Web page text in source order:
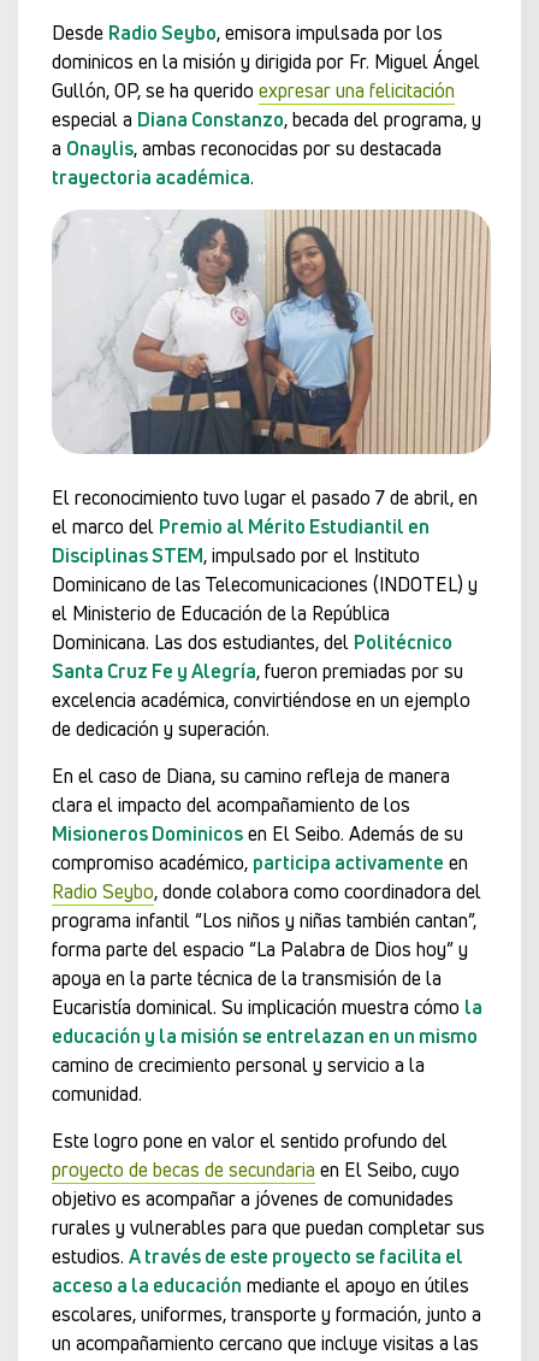
Desde Radio Seybo, emisora impulsada por los
dominicos en la misión y dirigida por Fr. Miguel Ángel
Gullón, OP, se ha querido expresar una felicitación
especial a Diana Constanzo, becada del programa, y
a Onaylis, ambas reconocidas por su destacada
trayectoria académica.
El reconocimiento tuvo lugar el pasado 7 de abril, en
el marco del Premio al Mérito Estudiantil en
Disciplinas STEM, impulsado por el Instituto
Dominicano de las Telecomunicaciones (INDOTEL) y
el Ministerio de Educación de la República
Dominicana. Las dos estudiantes, del Politécnico
Santa Cruz Fe y Alegría, fueron premiadas por su
excelencia académica, convirtiéndose en un ejemplo
de dedicación y superación.
En el caso de Diana, su camino refleja de manera
clara el impacto del acompañamiento de los
Misioneros Dominicosen El Seibo. Además de su
compromiso académico, participa activamente en
Radio Seybo, donde colabora como coordinadora del
programa infantil “Los niños y niñas también cantan”,
forma parte del espacio “La Palabra de Dios hoy” y
apoya en la parte técnica de la transmisión de la
Eucaristía dominical. Su implicación muestra cómo la
educación y la misión se entrelazan en un mismo
camino de crecimiento personal y servicio a la
comunidad.
Este logro pone en valor el sentido profundo del
proyecto de becas de secundaria en El Seibo, cuyo
objetivo es acompañar a jóvenes de comunidades
rurales y vulnerables para que puedan completar sus
estudios. A través de este proyecto se facilita el
acceso a la educación mediante el apoyo en útiles
escolares, uniformes, transporte y formación, junto a
un acompañamiento cercano que incluye visitas a las